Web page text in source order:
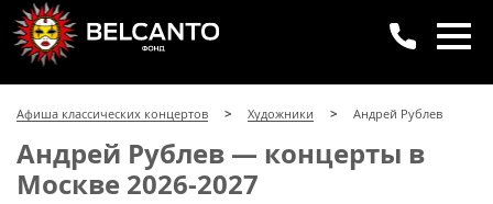
8 (499) 923-22-78
8 (800) 770-09-71
для регионов
Афиша классических концертов Художники Андрей Рублев
Андрей Рублев — концерты в
Москве 2026-2027